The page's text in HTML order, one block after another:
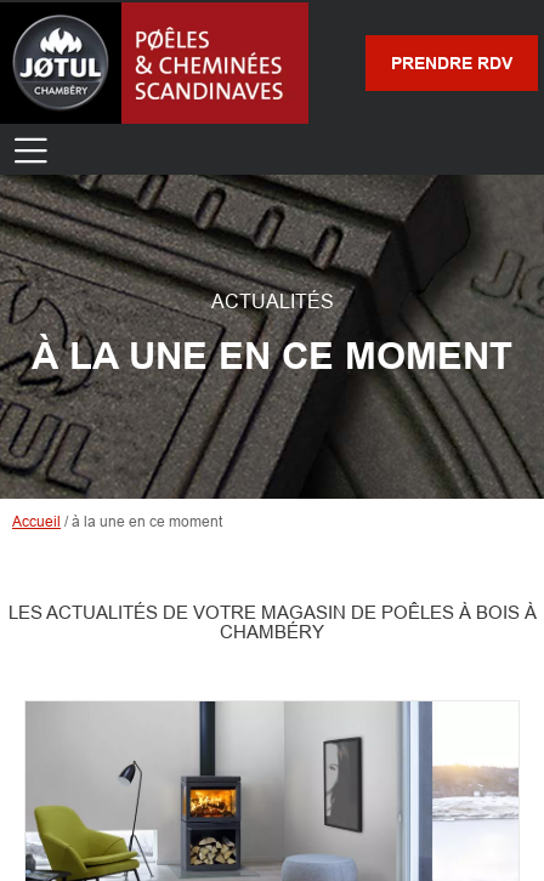
PRENDRE RDV
ACTUALITÉS
À LA UNE EN CE MOMENT
Accueil / à la une en ce moment
LES ACTUALITÉS DE VOTRE MAGASIN DE POÊLES À BOIS À
CHAMBÉRY